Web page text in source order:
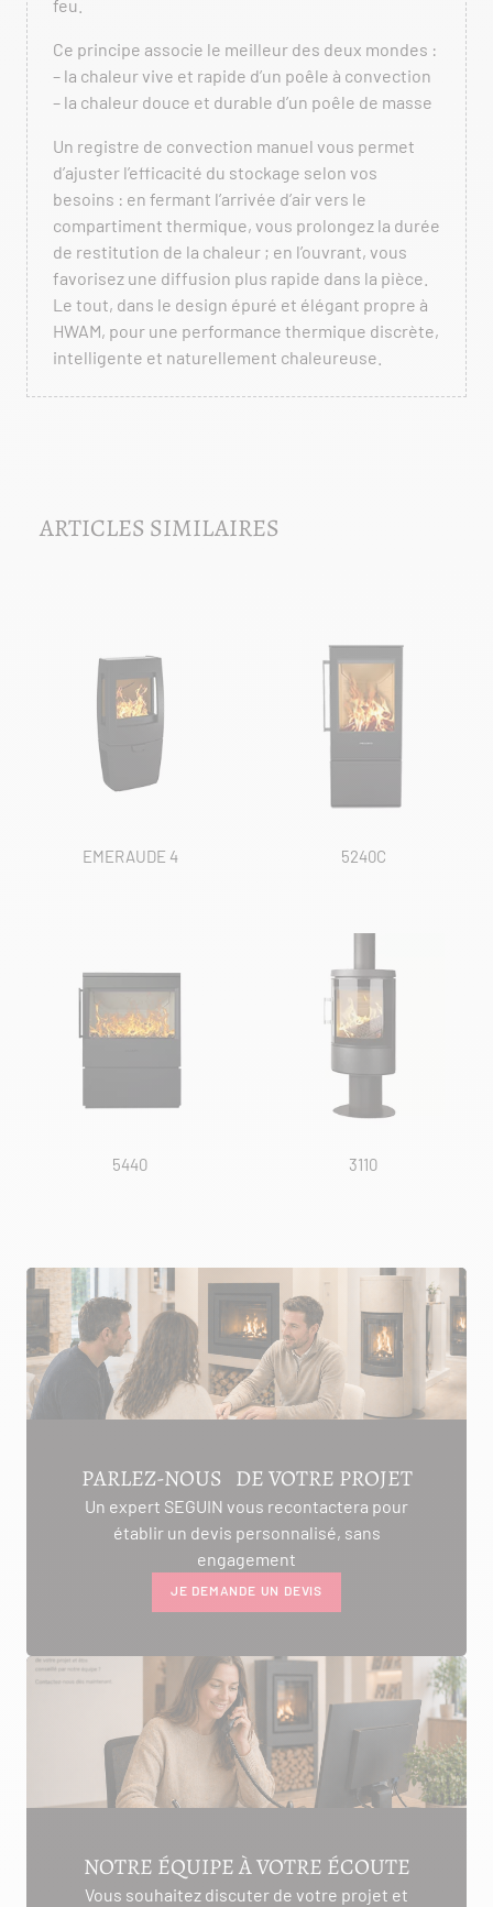
feu.
Ce principe associe le meilleur des deux mondes :
– la chaleur vive et rapide d’un poêle à convection
– la chaleur douce et durable d’un poêle de masse
Un registre de convection manuel vous permet
d’ajuster l’efficacité du stockage selon vos
besoins : en fermant l’arrivée d’air vers le
compartiment thermique, vous prolongez la durée
de restitution de la chaleur ; en l’ouvrant, vous
favorisez une diffusion plus rapide dans la pièce.
Le tout, dans le design épuré et élégant propre à
HWAM, pour une performance thermique discrète,
intelligente et naturellement chaleureuse.
ARTICLES SIMILAIRES
EMERAUDE 4 5240C
5440 3110
PARLEZ-NOUS DE VOTRE PROJET
Un expert SEGUIN vous recontactera pour
établir un devis personnalisé, sans
engagement
JE DEMANDE UN DEVIS
NOTRE ÉQUIPE À VOTRE ÉCOUTE
Vous souhaitez discuter de votre projet et